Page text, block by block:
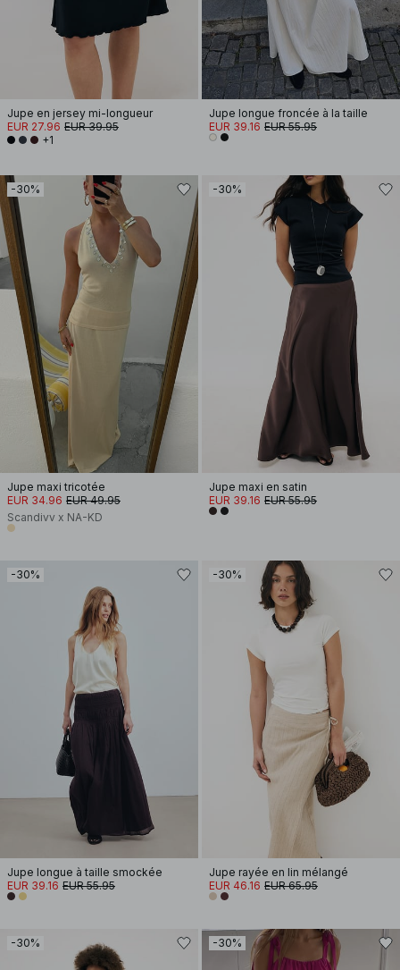
Jupe en jersey mi-longueur
EUR 27.96 EUR 39.95
+1
Jupe longue froncée à la taille
EUR 39.16 EUR 55.95
-30%
Jupe maxi tricotée
EUR 34.96 EUR 49.95
Scandivv x NA-KD
-30%
Jupe maxi en satin
EUR 39.16 EUR 55.95
-30%
Jupe longue à taille smockée
EUR 39.16 EUR 55.95
-30%
Jupe rayée en lin mélangé
EUR 46.16 EUR 65.95
-30% -30%